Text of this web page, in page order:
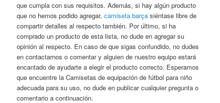
que cumpla con sus requisitos. Además, si hay algún producto
que no hemos podido agregar,camiseta barça siéntase libre de
compartir detalles al respecto también. Por último, si ha
comprado un producto de esta lista, no dude en agregar su
opinión al respecto. En caso de que sigas confundido, no dudes
en contactarnos o comentar y alguien de nuestro equipo estará
encantado de ayudarte a elegir el producto correcto. Esperamos
que encuentre la Camisetas de equipación de fútbol para niño
adecuada para su uso, no dude en publicar cualquier pregunta o
comentario a continuación.